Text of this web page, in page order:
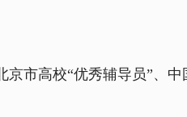
高校“优秀辅导员”、中